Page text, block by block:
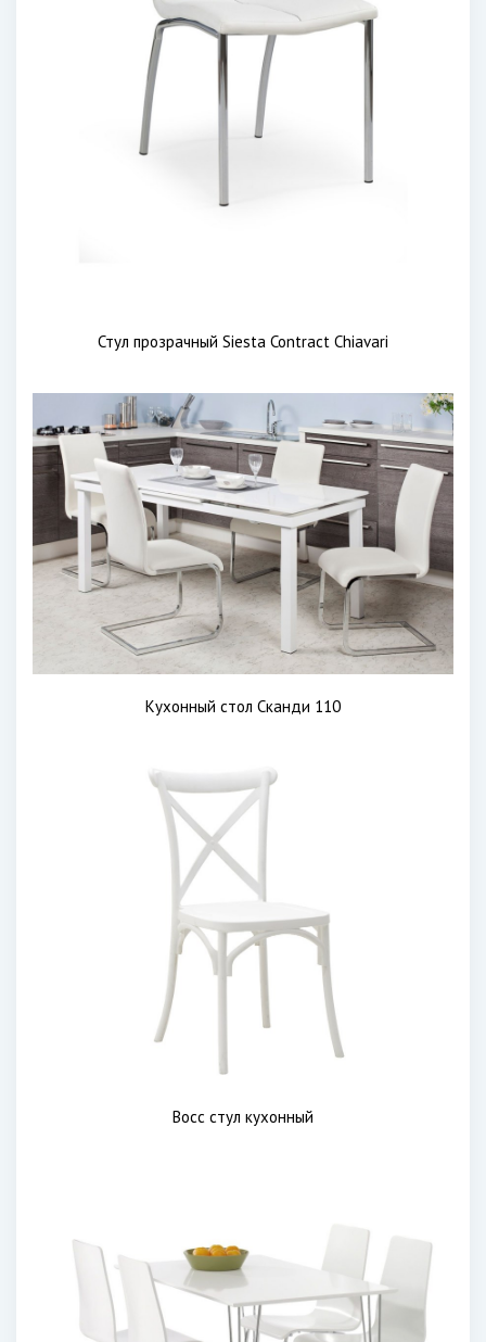
Стул прозрачный Siesta Contract Chiavari
Кухонный стол Сканди 110
Восс стул кухонный